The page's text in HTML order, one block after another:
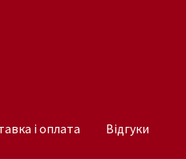
і оплата Відгуки